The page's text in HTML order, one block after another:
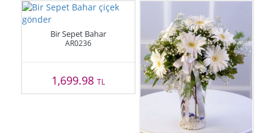
Bir Sepet Bahar
AR0236
1,699.98TL